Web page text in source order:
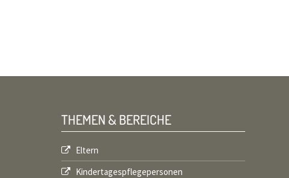
THEMEN & BEREICHE
Eltern
Kindertagespflegepersonen